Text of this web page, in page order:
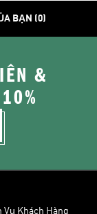
BẠN (0)
&
Vụ Khách Hàng